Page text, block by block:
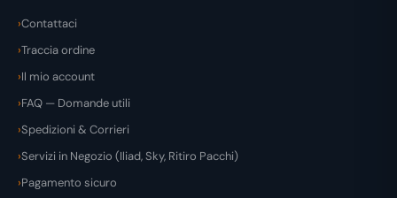
Contattaci
Traccia ordine
Il mio account
FAQ — Domande utili
Spedizioni & Corrieri
Servizi in Negozio (Iliad, Sky, Ritiro Pacchi)
Pagamento sicuro